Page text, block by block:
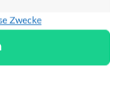
Zweckeeng – Sex, Love